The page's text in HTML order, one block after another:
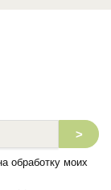
>
обработку моих